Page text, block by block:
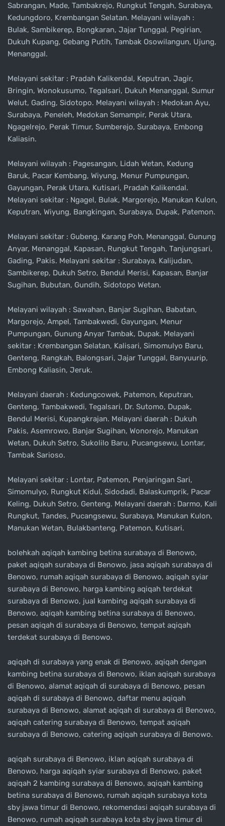
Sabrangan, Made, Tambakrejo, Rungkut Tengah, Surabaya,
Kedungdoro, Krembangan Selatan. Melayani wilayah :
Bulak, Sambikerep, Bongkaran, Jajar Tunggal, Pegirian,
Dukuh Kupang, Gebang Putih, Tambak Osowilangun, Ujung,
Menanggal.
Melayani sekitar : Pradah Kalikendal, Keputran, Jagir,
Bringin, Wonokusumo, Tegalsari, Dukuh Menanggal, Sumur
Welut, Gading, Sidotopo. Melayani wilayah : Medokan Ayu,
Surabaya, Peneleh, Medokan Semampir, Perak Utara,
Ngagelrejo, Perak Timur, Sumberejo, Surabaya, Embong
Kaliasin.
Melayani wilayah : Pagesangan, Lidah Wetan, Kedung
Baruk, Pacar Kembang, Wiyung, Menur Pumpungan,
Gayungan, Perak Utara, Kutisari, Pradah Kalikendal.
Melayani sekitar : Ngagel, Bulak, Margorejo, Manukan Kulon,
Keputran, Wiyung, Bangkingan, Surabaya, Dupak, Patemon.
Melayani sekitar : Gubeng, Karang Poh, Menanggal, Gunung
Anyar, Menanggal, Kapasan, Rungkut Tengah, Tanjungsari,
Gading, Pakis. Melayani sekitar : Surabaya, Kalijudan,
Sambikerep, Dukuh Setro, Bendul Merisi, Kapasan, Banjar
Sugihan, Bubutan, Gundih, Sidotopo Wetan.
Melayani wilayah : Sawahan, Banjar Sugihan, Babatan,
Margorejo, Ampel, Tambakwedi, Gayungan, Menur
Pumpungan, Gunung Anyar Tambak, Dupak. Melayani
sekitar : Krembangan Selatan, Kalisari, Simomulyo Baru,
Genteng, Rangkah, Balongsari, Jajar Tunggal, Banyuurip,
Embong Kaliasin, Jeruk.
Melayani daerah : Kedungcowek, Patemon, Keputran,
Genteng, Tambakwedi, Tegalsari, Dr. Sutomo, Dupak,
Bendul Merisi, Kupangkrajan. Melayani daerah : Dukuh
Pakis, Asemrowo, Banjar Sugihan, Wonorejo, Manukan
Wetan, Dukuh Setro, Sukolilo Baru, Pucangsewu, Lontar,
Tambak Sarioso.
Melayani sekitar : Lontar, Patemon, Penjaringan Sari,
Simomulyo, Rungkut Kidul, Sidodadi, Balaskumprik, Pacar
Keling, Dukuh Setro, Genteng. Melayani daerah : Darmo, Kali
Rungkut, Tandes, Pucangsewu, Surabaya, Manukan Kulon,
Manukan Wetan, Bulakbanteng, Patemon, Kutisari.
bolehkah aqiqah kambing betina surabaya di Benowo,
paket aqiqah surabaya di Benowo, jasa aqiqah surabaya di
Benowo, rumah aqiqah surabaya di Benowo, aqiqah syiar
surabaya di Benowo, harga kambing aqiqah terdekat
surabaya di Benowo, jual kambing aqiqah surabaya di
Benowo, aqiqah kambing betina surabaya di Benowo,
pesan aqiqah di surabaya di Benowo, tempat aqiqah
terdekat surabaya di Benowo.
aqiqah di surabaya yang enak di Benowo, aqiqah dengan
kambing betina surabaya di Benowo, iklan aqiqah surabaya
di Benowo, alamat aqiqah di surabaya di Benowo, pesan
aqiqah di surabaya di Benowo, daftar menu aqiqah
surabaya di Benowo, alamat aqiqah di surabaya di Benowo,
aqiqah catering surabaya di Benowo, tempat aqiqah
surabaya di Benowo, catering aqiqah surabaya di Benowo.
aqiqah surabaya di Benowo, iklan aqiqah surabaya di
Benowo, harga aqiqah syiar surabaya di Benowo, paket
aqiqah 2 kambing surabaya di Benowo, aqiqah kambing
betina surabaya di Benowo, rumah aqiqah surabaya kota
sby jawa timur di Benowo, rekomendasi aqiqah surabaya di
Benowo, rumah aqiqah surabaya kota sby jawa timur di